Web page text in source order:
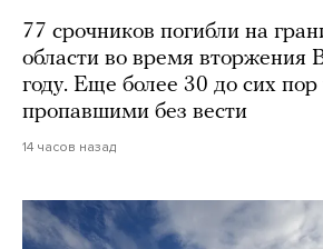
77 срочников погибли на
области во время вторжения
году. Еще более 30 до сих пор
пропавшими без вести
14 часов назад